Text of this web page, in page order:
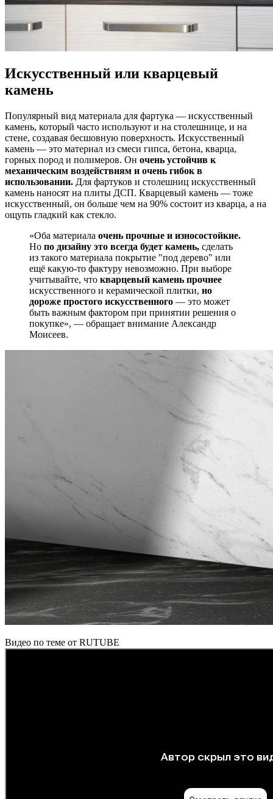
Искусственный или кварцевый
камень
Популярный вид материала для фартука — искусственный
камень, который часто используют и на столешнице, и на
стене, создавая бесшовную поверхность. Искусственный
камень — это материал из смеси гипса, бетона, кварца,
горных пород и полимеров. Он очень устойчив к
механическим воздействиям и очень гибок в
использовании. Для фартуков и столешниц искусственный
камень наносят на плиты ДСП. Кварцевый камень — тоже
искусственный, он больше чем на 90% состоит из кварца, а на
ощупь гладкий как стекло.
«Оба материала очень прочные и износостойкие.
Но по дизайну это всегда будет камень, сделать
из такого материала покрытие "под дерево" или
ещё какую-то фактуру невозможно. При выборе
учитывайте, что кварцевый камень прочнее
искусственного и керамической плитки, но
дороже простого искусственного — это может
быть важным фактором при принятии решения о
покупке», — обращает внимание Александр
Моисеев.
Видео по теме от RUTUBE